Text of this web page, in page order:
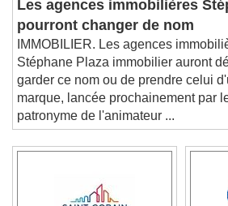
Les agences immobilières
pourront changer de nom
IMMOBILIER. Les agences
Stéphane Plaza immobilier auront
garder ce nom ou de prendre celui
marque, lancée prochainement par
patronyme de l'animateur ...